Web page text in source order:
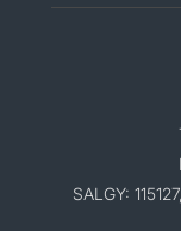
SALGY: